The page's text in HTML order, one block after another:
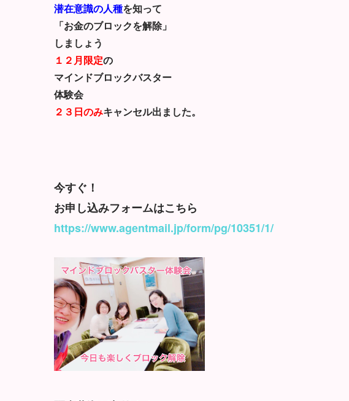
潜在意識の人種を知って
「お金のブロックを解除」
しましょう
１２月限定の
マインドブロックバスター
体験会
２３日のみキャンセル出ました。
今すぐ！
お申し込みフォームはこちら
https://www.agentmail.jp/form/pg/10351/1/